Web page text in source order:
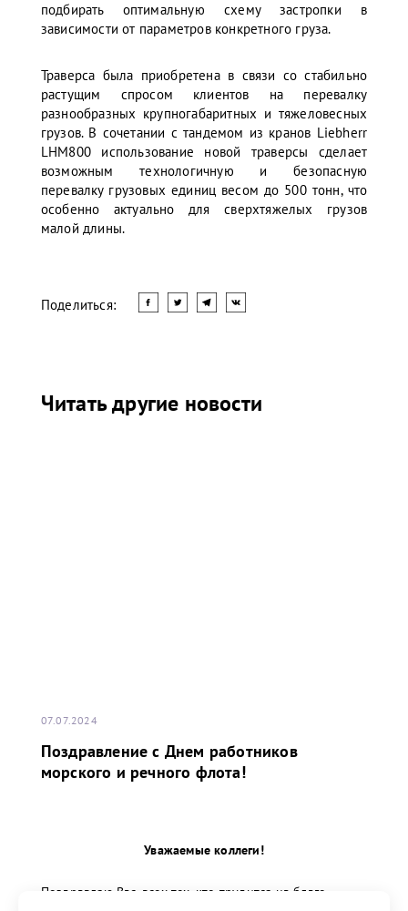
подбирать оптимальную схему застропки в
зависимости от параметров конкретного груза.
Траверса была приобретена в связи со стабильно
растущим спросом клиентов на перевалку
разнообразных крупногабаритных и тяжеловесных
грузов. В сочетании с тандемом из кранов Liebherr
LHM800 использование новой траверсы сделает
возможным технологичную и безопасную
перевалку грузовых единиц весом до 500 тонн, что
особенно актуально для сверхтяжелых грузов
малой длины.
Поделиться:
Читать другие новости
07.07.2024
Поздравление с Днем работников
морского и речного флота!
Уважаемые коллеги!
Поздравляю Вас, всех тех, кто трудится на благо